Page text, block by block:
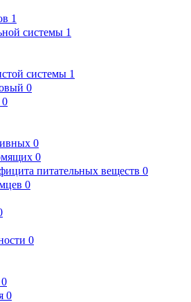
1
системы 1
системы 1
0
0
0
0
питательных веществ 0
0
0
0
0